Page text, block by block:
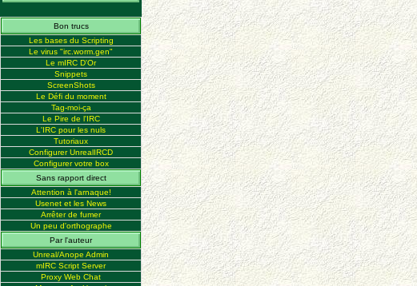
Bon trucs
Les bases du Scripting
Le virus "irc.worm.gen"
Le mIRC D'Or
Snippets
ScreenShots
Le Défi du moment
Tag-moi-ça
Le Pire de l'IRC
L'IRC pour les nuls
Tutoriaux
Configurer UnrealIRCD
Configurer votre box
Sans rapport direct
Attention à l'arnaque!
Usenet et les News
Arrêter de fumer
Un peu d'orthographe
Par l'auteur
Unreal/Anope Admin
mIRC Script Server
Proxy Web Chat